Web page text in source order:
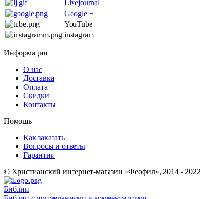
Livejournal
Google +
YouTube
instagram
Информация
О нас
Доставка
Оплата
Скидки
Контакты
Помощь
Как заказать
Вопросы и ответы
Гарантии
© Христианский интернет-магазин «Феофил», 2014 - 2022
Библии